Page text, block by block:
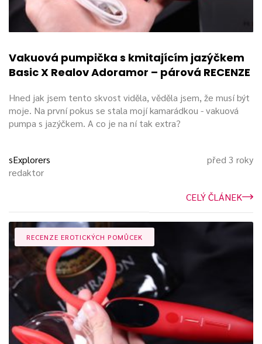
Vakuová pumpička s kmitajícím jazýčkem
Basic X Realov Adoramor – párová RECENZE
Hned jak jsem tento skvost viděla, věděla jsem, že musí být
moje. Na první pokus se stala mojí kamarádkou - vakuová
pumpa s jazýčkem. A co je na ní tak extra?
sExplorers
redaktor
před 3 roky
CELÝ ČLÁNEK
RECENZE EROTICKÝCH POMŮCEK